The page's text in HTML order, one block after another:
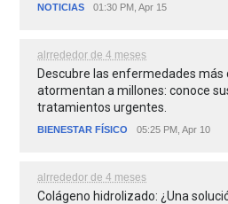
NOTICIAS 01:30 PM, Apr 15
alrrededor de 4 meses
Descubre las enfermedades más
atormentan a millones: conoce
tratamientos urgentes.
BIENESTAR FÍSICO 05:25 PM, Apr 10
alrrededor de 4 meses
Colágeno hidrolizado: ¿Una